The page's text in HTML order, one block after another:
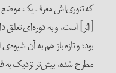
که تئوری‌اش معرف یک موضع
[اثر] است، و به دوره‌ای تعلق دارد
بود؛ و تازه باز هم به آن شیوه‌ی